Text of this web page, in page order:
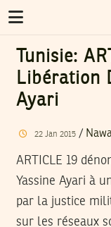
Tunisie:
Libération
Ayari
22 Jan 2015/
ARTICLE 19
Yassine Ayari à
par la justice
sur les réseaux